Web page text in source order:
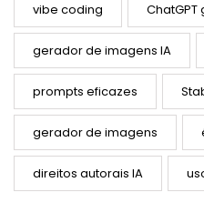
vibe coding ChatGPT
gerador de imagens IA
prompts eficazes
gerador de imagens
direitos autorais IA